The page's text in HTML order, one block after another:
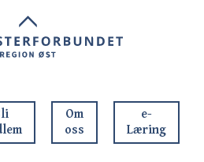
Om
oss
e-
Læring